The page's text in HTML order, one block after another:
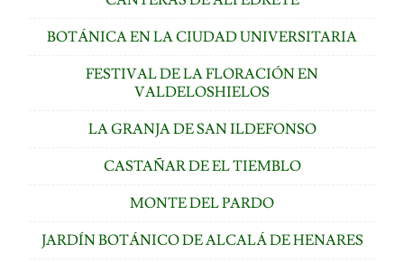
BOTÁNICA EN LA CIUDAD UNIVERSITARIA
FESTIVAL DE LA FLORACIÓN EN
VALDELOSHIELOS
LA GRANJA DE SAN ILDEFONSO
CASTAÑAR DE EL TIEMBLO
MONTE DEL PARDO
JARDÍN BOTÁNICO DE ALCALÁ DE HENARES